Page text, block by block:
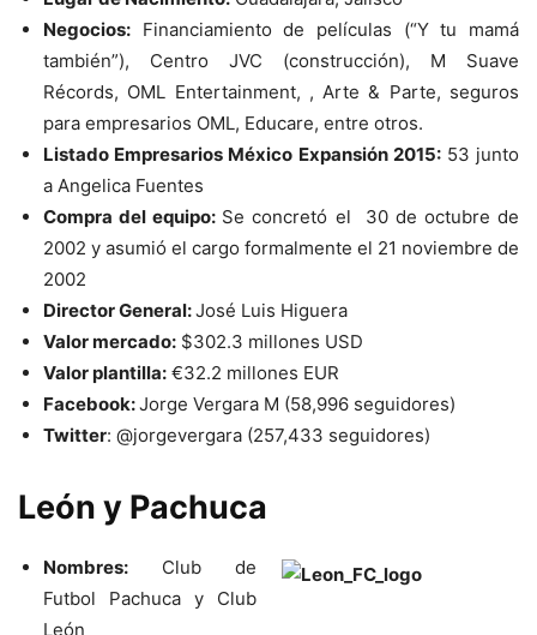
Negocios: Financiamiento de películas (“Y tu mamá
también”), Centro JVC (construcción), M Suave
Récords, OML Entertainment, , Arte & Parte, seguros
para empresarios OML, Educare, entre otros.
Listado Empresarios México Expansión 2015:53 junto
a Angelica Fuentes
Compra del equipo: Se concretó el 30 de octubre de
2002 y asumió el cargo formalmente el 21 noviembre de
2002
Director General:José Luis Higuera
Valor mercado: $302.3 millones USD
Valor plantilla: €32.2 millones EUR
Facebook:Jorge Vergara M (58,996 seguidores)
Twitter: @jorgevergara (257,433 seguidores)
León y Pachuca
Nombres: Club de
Futbol Pachuca y Club
León